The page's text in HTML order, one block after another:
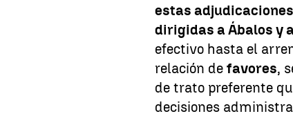
estas
dirigidas a Ábalos y
efectivo hasta el
relación defavores,
de trato preferente
decisiones